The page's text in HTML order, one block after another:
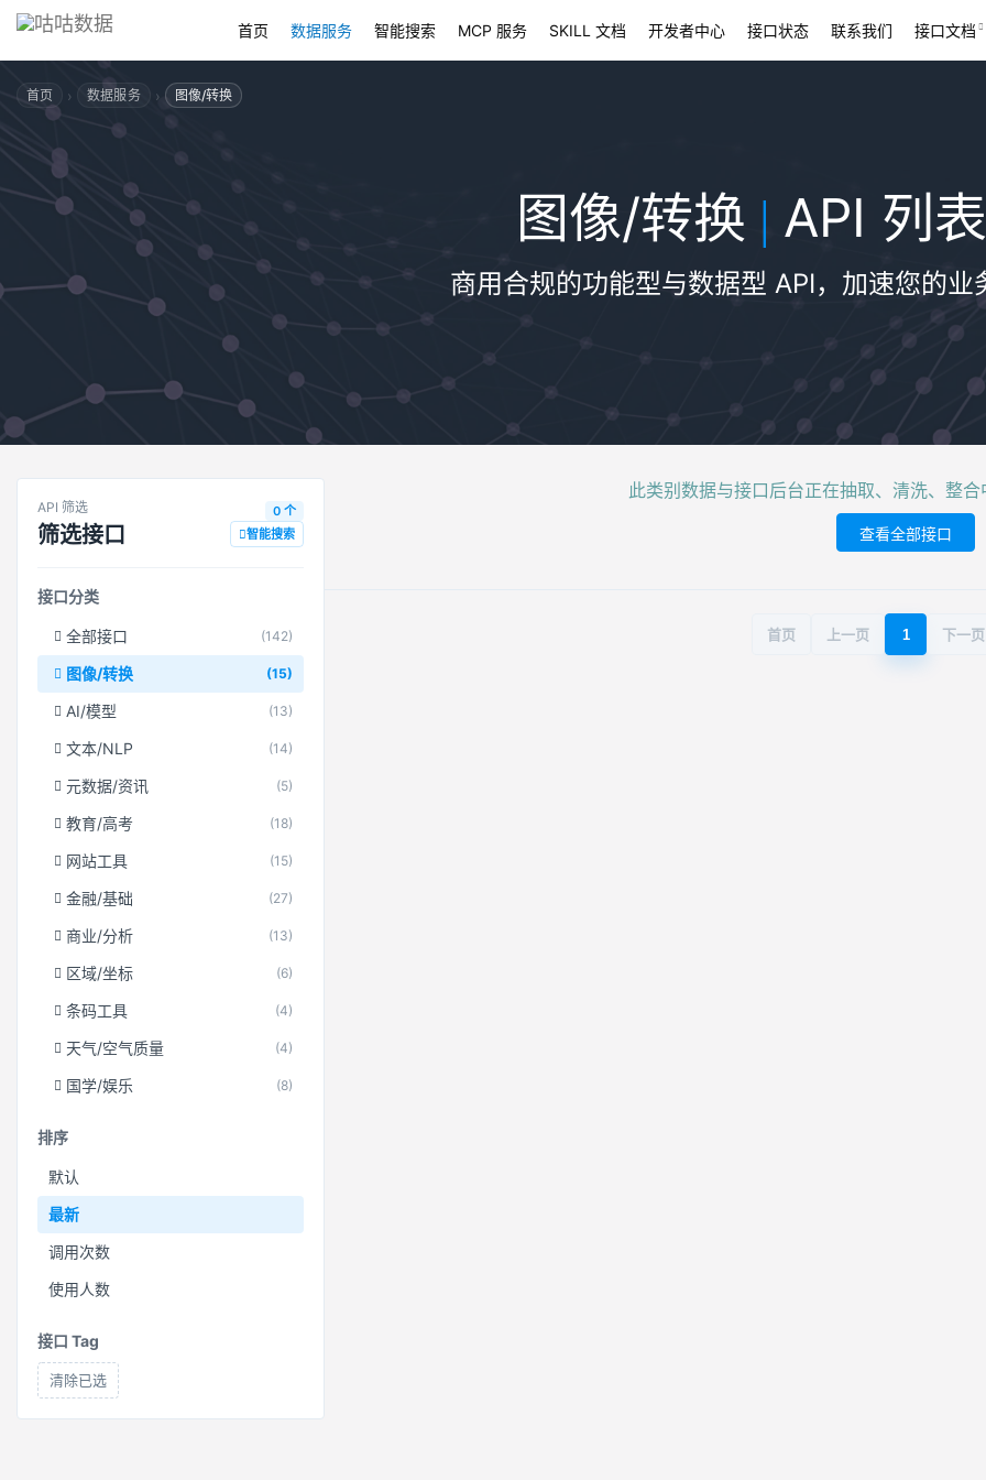
首页 数据服务 智能搜索 MCP 服务 SKILL 文档 开发者中心 接口状态 联系我们 接口文档
首页 › 数据服务 › 图像/转换
图像/转换 | API 列表
商用合规的功能型与数据型 API，加速您的业
API 筛选
筛选接口
0 个
智能搜索
接口分类
全部接口 (142)
图像/转换 (15)
AI/模型 (13)
文本/NLP (14)
元数据/资讯 (5)
教育/高考 (18)
网站工具 (15)
金融/基础 (27)
商业/分析 (13)
区域/坐标 (6)
条码工具 (4)
天气/空气质量 (4)
国学/娱乐 (8)
排序
默认
最新
调用次数
使用人数
接口 Tag
清除已选
此类别数据与接口后台正在抽取、清洗、整
查看全部接口
首页 上一页 1 下一页